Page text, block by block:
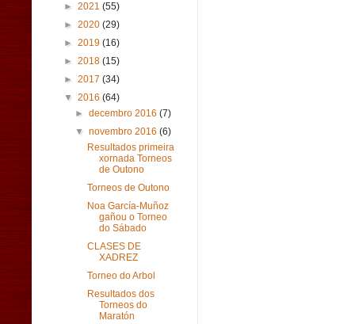
► 2021 (55)
► 2020 (29)
► 2019 (16)
► 2018 (15)
► 2017 (34)
▼ 2016 (64)
►decembro 2016(7)
▼novembro 2016(6)
Resultados primeira
xornada Torneos
de Outono
Torneos de Outono
Noa García-Muñoz
gañou o Torneo
do Sábado
CLASES DE
XADREZ
Torneo do Arbol
Resultados dos
Torneos do
Maratón